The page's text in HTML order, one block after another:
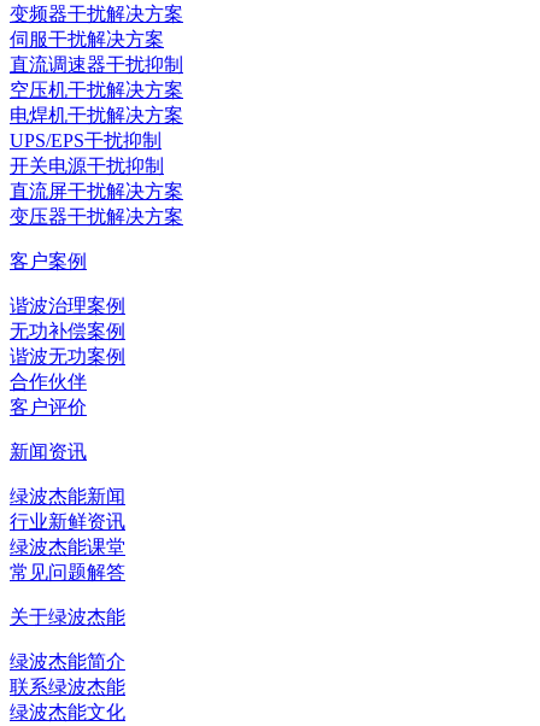
变频器干扰解决方案
伺服干扰解决方案
直流调速器干扰抑制
空压机干扰解决方案
电焊机干扰解决方案
UPS/EPS干扰抑制
开关电源干扰抑制
直流屏干扰解决方案
变压器干扰解决方案
客户案例
谐波治理案例
无功补偿案例
谐波无功案例
合作伙伴
客户评价
新闻资讯
绿波杰能新闻
行业新鲜资讯
绿波杰能课堂
常见问题解答
关于绿波杰能
绿波杰能简介
联系绿波杰能
绿波杰能文化